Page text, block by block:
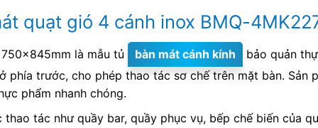
quạt gió 4 cánh inox BMQ-
là mẫu tủ bàn mát cánh kính
bảo quản
phía trước, cho phép thao tác sơ chế trên mặt bàn. Sản
phẩm nhanh chóng.
tác như quầy bar, quầy phục vụ, bếp chế biến của